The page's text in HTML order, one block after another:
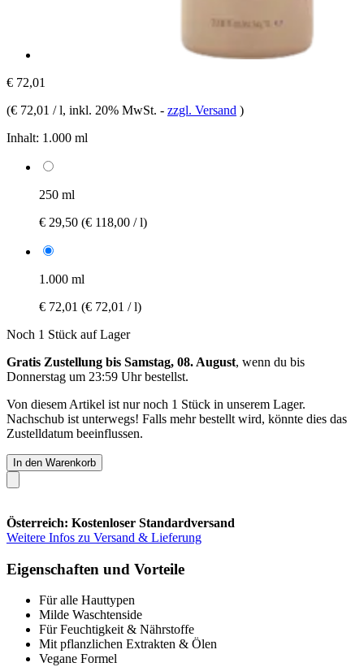
€ 72,01
(€ 72,01 / l, inkl. 20% MwSt. - zzgl. Versand )
Inhalt: 1.000 ml
250 ml
€ 29,50 (€ 118,00 / l)
1.000 ml
€ 72,01 (€ 72,01 / l)
Noch 1 Stück auf Lager
Gratis Zustellung bis Samstag, 08. August, wenn du bis
Donnerstag um 23:59 Uhrbestellst.
Von diesem Artikel ist nur noch 1 Stück in unserem Lager.
Nachschub ist unterwegs! Falls mehr bestellt wird, könnte dies das
Zustelldatum beeinflussen.
In den Warenkorb
Österreich: Kostenloser Standardversand
Weitere Infos zu Versand & Lieferung
Eigenschaften und Vorteile
Für alle Hauttypen
Milde Waschtenside
Für Feuchtigkeit & Nährstoffe
Mit pflanzlichen Extrakten & Ölen
Vegane Formel